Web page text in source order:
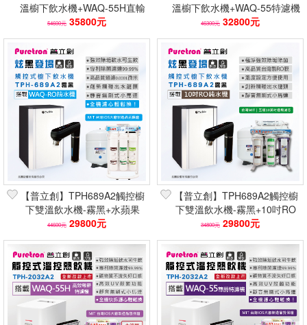
溫櫥下飲水機+WAQ-55H直輸
機｜400G 除菌生飲
54600元 35800元
溫櫥下飲水機+WAQ-55特濾機
｜台灣製 留礦生飲
46300元 32800元
【普立創】TPH689A2觸控櫥
下雙溫飲水機-霧黑+水蘋果
WAQ-RO快拆RO逆滲透淨水
器(生飲)
44600元 29800元
【普立創】TPH689A2觸控櫥
下雙溫飲水機-霧黑+10吋RO
逆滲透淨水器(台灣製除垢除
菌)
34800元 29800元